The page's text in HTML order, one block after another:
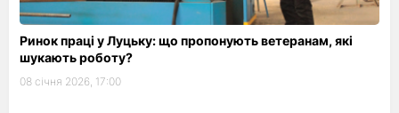
Ринок праці у Луцьку: що пропонують ветеранам, які
шукають роботу?
08 січня 2026, 17:00